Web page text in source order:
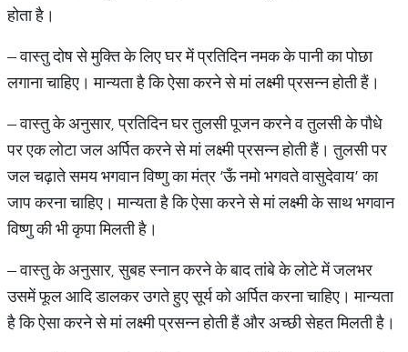
होता है।
– वास्तु दोष से मुक्ति के लिए घर में प्रतिदिन नमक के पानी का पोछा
लगाना चाहिए। मान्यता है कि ऐसा करने से मां लक्ष्मी प्रसन्न होती हैं।
– वास्तु के अनुसार, प्रतिदिन घर तुलसी पूजन करने व तुलसी के पौधे
पर एक लोटा जल अर्पित करने से मां लक्ष्मी प्रसन्न होती हैं। तुलसी पर
जल चढ़ाते समय भगवान विष्णु का मंत्र ‘ऊँ नमो भगवते वासुदेवाय’ का
जाप करना चाहिए। मान्यता है कि ऐसा करने से मां लक्ष्मी के साथ भगवान
विष्णु की भी कृपा मिलती है।
– वास्तु के अनुसार, सुबह स्नान करने के बाद तांबे के लोटे में जलभर
उसमें फूल आदि डालकर उगते हुए सूर्य को अर्पित करना चाहिए। मान्यता
है कि ऐसा करने से मां लक्ष्मी प्रसन्न होती हैं और अच्छी सेहत मिलती है।